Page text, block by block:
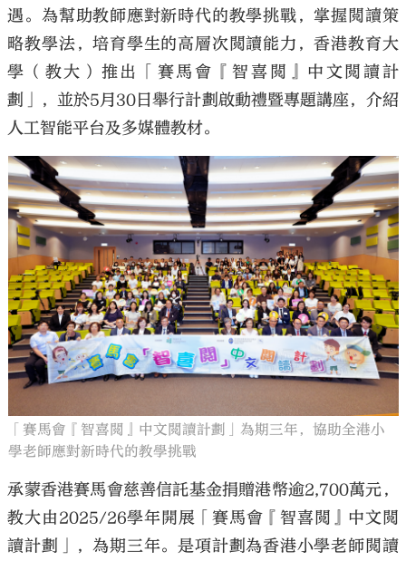
遇。為幫助教師應對新時代的教學挑戰，掌握閲讀策
略教學法，培育學生的高層次閲讀能力，香港教育大
學（教大）推出「賽馬會『智喜閲』中文閲讀計
劃」，並於5月30日舉行計劃啟動禮暨專題講座，介紹
人工智能平台及多媒體教材。
「賽馬會『智喜閲』中文閲讀計劃」為期三年，協助全港小
學老師應對新時代的教學挑戰
承蒙香港賽馬會慈善信託基金捐贈港幣逾2,700萬元，
教大由2025/26學年開展「賽馬會『智喜閲』中文閲
讀計劃」，為期三年。是項計劃為香港小學老師閲讀